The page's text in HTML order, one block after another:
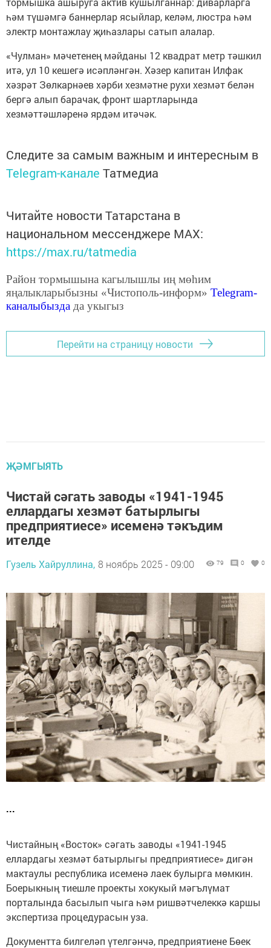
һәм түшәмгә баннерлар ясыйлар, келәм, люстра һәм
электр монтажлау җиһазлары сатып алалар.
«Чулман» мәчетенең мәйданы 12 квадрат метр тәшкил
итә, ул 10 кешегә исәпләнгән. Хәзер капитан Илфак
хәзрәт Зөлкарнәев хәрби хезмәтне рухи хезмәт белән
бергә алып барачак, фронт шартларында
хезмәттәшләренә ярдәм итәчәк.
Следите за самым важным и интересным в
Telegram-канале Татмедиа
Читайте новости Татарстана в
национальном мессенджере MАХ:
https://max.ru/tatmedia
Район тормышына кагылышлы иң мөһим
яңалыкларыбызны «Чистополь-информ» Telegram-
каналыбызда да укыгыз
Перейти на страницу новости
ҖӘМГЫЯТЬ
Чистай сәгать заводы «1941-1945
еллардагы хезмәт батырлыгы
предприятиесе» исеменә тәкъдим
ителде
Гузель Хайруллина, 8 ноябрь 2025 - 09:00 79 0 0
...
Чистайның «Восток» сәгать заводы «1941-1945
еллардагы хезмәт батырлыгы предприятиесе» дигән
мактаулы республика исеменә лаек булырга мөмкин.
Боерыкның тиешле проекты хокукый мәгълүмат
порталында басылып чыга һәм ришвәтчелеккә каршы
экспертиза процедурасын уза.
Документта билгеләп үтелгәнчә, предприятиене Бөек